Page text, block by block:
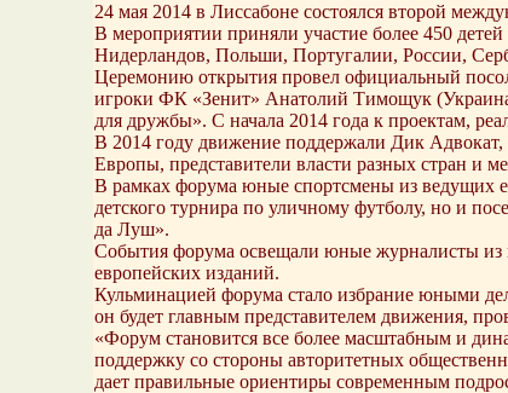
24 мая 2014 в Лиссабоне состоялся второй
В мероприятии приняли участие более 450
Нидерландов, Польши, Португалии, России,
Церемонию открытия провел официальный
игроки ФК «Зенит» Анатолий Тимощук
для дружбы». С начала 2014 года к проектам,
В 2014 году движение поддержали Дик
Европы, представители власти разных стран и
В рамках форума юные спортсмены из ведущих
детского турнира по уличному футболу, но и
да Луш».
События форума освещали юные журналисты из
европейских изданий.
Кульминацией форума стало избрание юными
он будет главным представителем движения,
«Форум становится все более масштабным и
поддержку со стороны авторитетных
дает правильные ориентиры современным